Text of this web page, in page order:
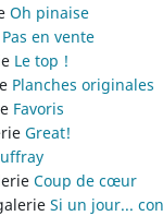
Oh pinaise
Pas en vente
Le top !
Planches originales
Favoris
Great!
Coup de cœur
Si un jour...